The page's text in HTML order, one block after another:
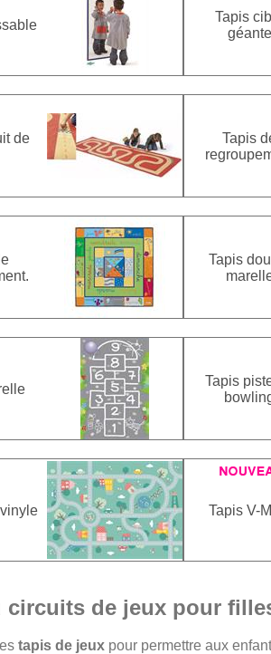
Tapis
géante
de
Tapis
Tapis
Tapis
Tapis V-
circuits de jeux pour
tapis de jeux pour permettre aux